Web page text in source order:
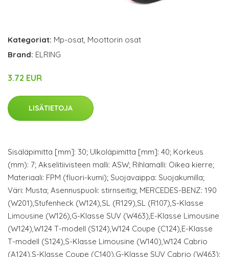
Kategoriat: Mp-osat, Moottorin osat
Brand: ELRING
3.72 EUR
LISÄTIETOJA
Sisäläpimitta [mm]: 30; Ulkoläpimitta [mm]: 40; Korkeus
(mm): 7; Akselitiivisteen malli: ASW; Rihlamalli: Oikea kierre;
Materiaali: FPM (fluori-kumi); Suojavaippa: Suojakumilla;
Väri: Musta; Asennuspuoli: stirnseitig; MERCEDES-BENZ: 190
(W201),Stufenheck (W124),SL (R129),SL (R107),S-Klasse
Limousine (W126),G-Klasse SUV (W463),E-Klasse Limousine
(W124),W124 T-modell (S124),W124 Coupe (C124),E-Klasse
T-modell (S124),S-Klasse Limousine (W140),W124 Cabrio
(A124),S-Klasse Coupe (C140),G-Klasse SUV Cabrio (W463);